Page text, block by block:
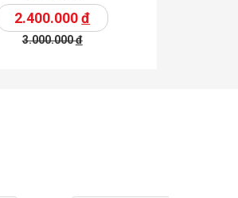
2.400.000đ
3.000.000đ